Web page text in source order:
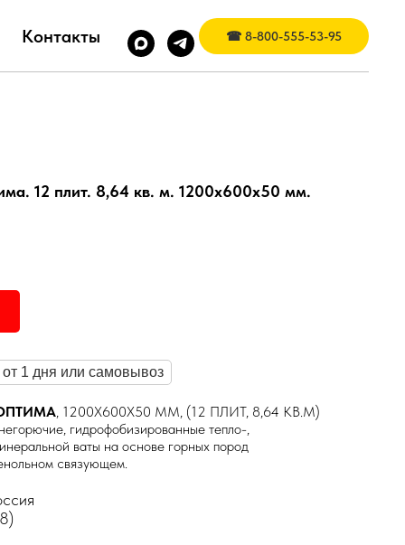
Контакты ☎ 8-800-555-53-95
12 плит. 8,64 кв. м. 1200х600х50 мм.
от 1 дня или самовывоз
, 1200Х600Х50 ММ, (12 ПЛИТ, 8,64 КВ.М)
гидрофобизированные тепло-,
ваты на основе горных пород
связующем.